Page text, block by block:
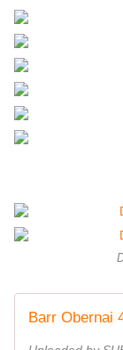
Barr Obernai